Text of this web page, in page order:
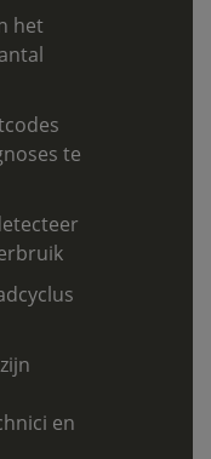
het
te
en